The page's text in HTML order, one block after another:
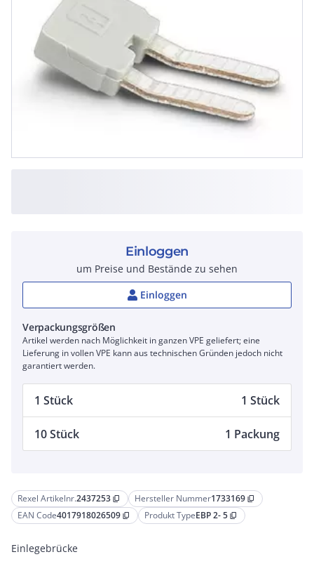
Rexel Artikelnr.2437253 content_copy Hersteller Nummer1733169 content_copy
EAN Code4017918026509 content_copy Produkt TypeEBP 2- 5 content_copy
Einlegebrücke
Einloggen
um Preise und Bestände zu sehen
Einloggen
Verpackungsgrößen
Artikel werden nach Möglichkeit in ganzen VPE geliefert; eine
Lieferung in vollen VPE kann aus technischen Gründen jedoch nicht
garantiert werden.
1 Stück 1 Stück
10 Stück 1 Packung